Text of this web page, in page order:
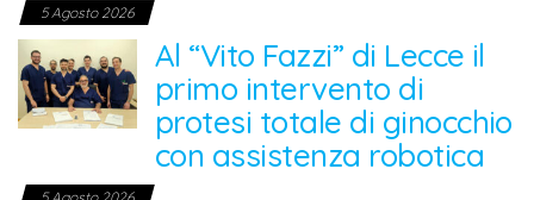
5 Agosto 2026
Al “Vito Fazzi” di Lecce il
primo intervento di
protesi totale di ginocchio
con assistenza robotica